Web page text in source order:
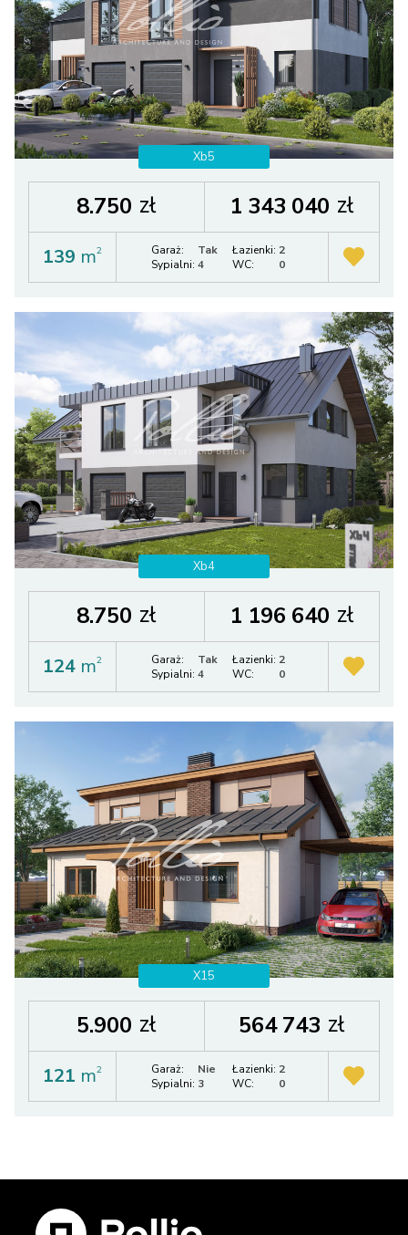
Xb5
8.750 zł 1 343 040 zł
139 m2 Garaż:
Tak
Sypialni: 4
Łazienki: 2
WC:
0
Xb4
8.750 zł 1 196 640 zł
124 m2 Garaż:
Tak
Sypialni: 4
Łazienki: 2
WC:
0
X15
5.900 zł 564 743 zł
121 m2 Garaż:
Nie
Sypialni: 3
Łazienki: 2
WC:
0